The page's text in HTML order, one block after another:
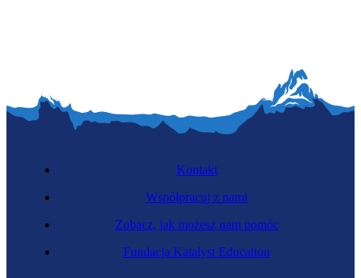
Kontakt
Współpracuj z nami
Zobacz, jak możesz nam pomóc
Fundacja Katalyst Education